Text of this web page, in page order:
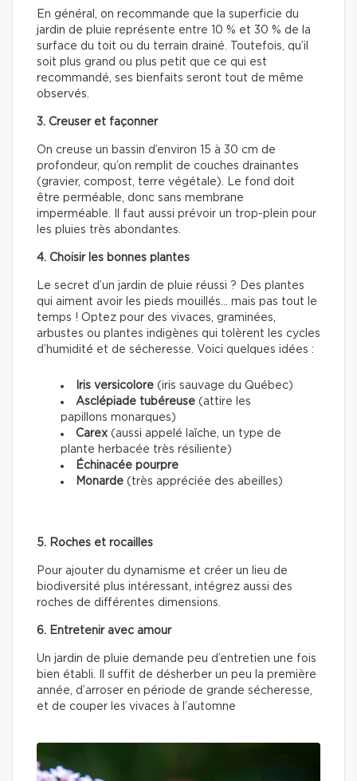
En général, on recommande que la superficie du
jardin de pluie représente entre 10 % et 30 % de la
surface du toit ou du terrain drainé. Toutefois, qu’il
soit plus grand ou plus petit que ce qui est
recommandé, ses bienfaits seront tout de même
observés.
3. Creuser et façonner
On creuse un bassin d’environ 15 à 30 cm de
profondeur, qu’on remplit de couches drainantes
(gravier, compost, terre végétale). Le fond doit
être perméable, donc sans membrane
imperméable. Il faut aussi prévoir un trop-plein pour
les pluies très abondantes.
4. Choisir les bonnes plantes
Le secret d’un jardin de pluie réussi ? Des plantes
qui aiment avoir les pieds mouillés… mais pas tout le
temps ! Optez pour des vivaces, graminées,
arbustes ou plantes indigènes qui tolèrent les cycles
d’humidité et de sécheresse. Voici quelques idées :
Iris versicolore (iris sauvage du Québec)
Asclépiade tubéreuse (attire les
papillons monarques)
Carex (aussi appelé laîche, un type de
plante herbacée très résiliente)
Échinacée pourpre
Monarde (très appréciée des abeilles)
5. Roches et rocailles
Pour ajouter du dynamisme et créer un lieu de
biodiversité plus intéressant, intégrez aussi des
roches de différentes dimensions.
6. Entretenir avec amour
Un jardin de pluie demande peu d’entretien une fois
bien établi. Il suffit de désherber un peu la première
année, d’arroser en période de grande sécheresse,
et de couper les vivaces à l’automne